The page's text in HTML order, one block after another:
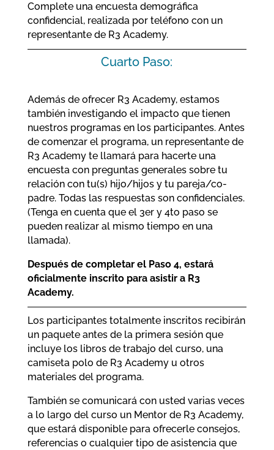
Complete una encuesta demográfica
confidencial, realizada por teléfono con un
representante de R3 Academy.
Cuarto Paso:
Además de ofrecer R3 Academy, estamos
también investigando el impacto que tienen
nuestros programas en los participantes. Antes
de comenzar el programa, un representante de
R3 Academy te llamará para hacerte una
encuesta con preguntas generales sobre tu
relación con tu(s) hijo/hijos y tu pareja/co-
padre. Todas las respuestas son confidenciales.
(Tenga en cuenta que el 3er y 4to paso se
pueden realizar al mismo tiempo en una
llamada).
Después de completar el Paso 4, estará
oficialmente inscrito para asistir a R3
Academy.
Los participantes totalmente inscritos recibirán
un paquete antes de la primera sesión que
incluye los libros de trabajo del curso, una
camiseta polo de R3 Academy u otros
materiales del programa.
También se comunicará con usted varias veces
a lo largo del curso un Mentor de R3 Academy,
que estará disponible para ofrecerle consejos,
referencias o cualquier tipo de asistencia que